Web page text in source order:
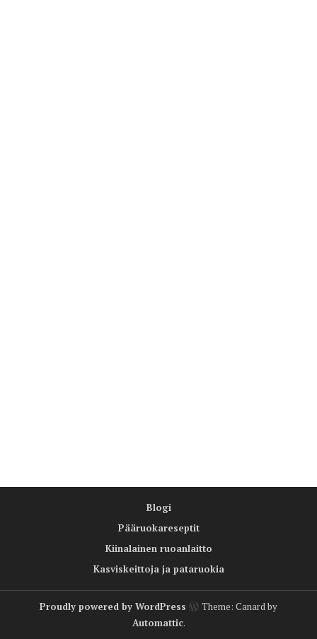
Blogi
Pääruokareseptit
Kiinalainen ruoanlaitto
Kasviskeittoja ja pataruokia
Proudly powered by WordPress
Theme: Canard by
Automattic.